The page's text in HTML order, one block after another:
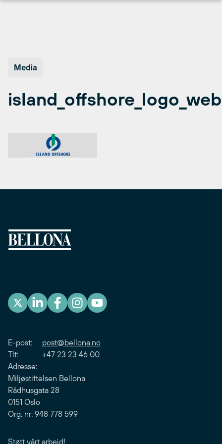
Media
island_offshore_logo_web
E-post: post@bellona.no
Tlf: +47 23 23 46 00
Adresse:
Miljøstiftelsen Bellona
Rådhusgata 28
0151 Oslo
Org. nr: 948 778 599
Støtt vårt arbeid!